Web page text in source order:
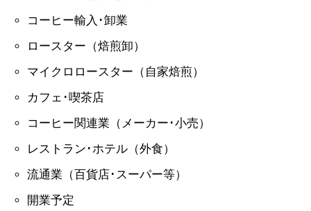
コーヒー輸入･卸業
ロースター（焙煎卸）
マイクロロースター（自家焙煎）
カフェ･喫茶店
コーヒー関連業（メーカー･小売）
レストラン･ホテル（外食）
流通業（百貨店･スーパー等）
開業予定